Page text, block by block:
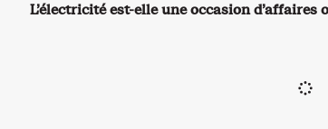
L’électricité est-elle une occasion d’affaires